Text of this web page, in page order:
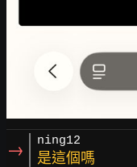
→ ning12
是這個嗎